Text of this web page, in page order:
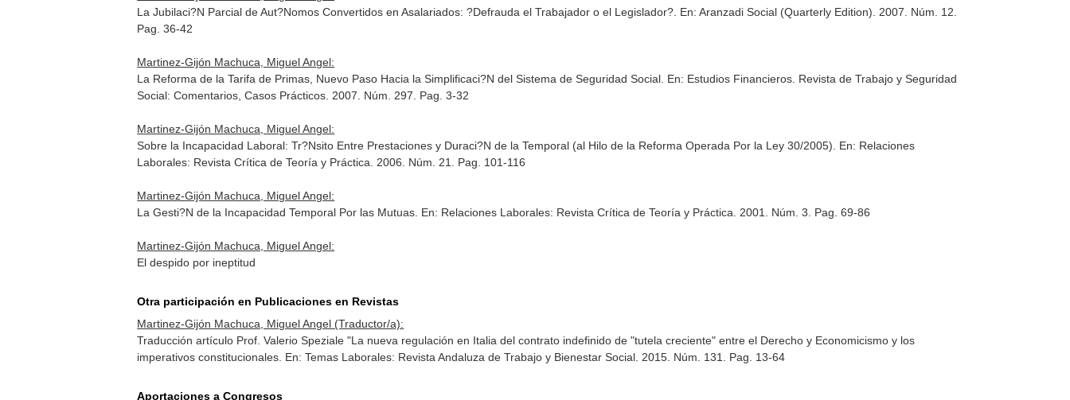
La Jubilaci?N Parcial de Aut?Nomos Convertidos en Asalariados: ?Defrauda el Trabajador o el Legislador?. En: Aranzadi Social (Quarterly Edition) . 2007. Núm. 12.
Pag. 36-42
Martinez-Gijón Machuca, Miguel Angel:
La Reforma de la Tarifa de Primas, Nuevo Paso Hacia la Simplificaci?N del Sistema de Seguridad Social. En: Estudios Financieros. Revista de Trabajo y Seguridad
Social: Comentarios, Casos Prácticos . 2007. Núm. 297. Pag. 3-32
Martinez-Gijón Machuca, Miguel Angel:
Sobre la Incapacidad Laboral: Tr?Nsito Entre Prestaciones y Duraci?N de la Temporal (al Hilo de la Reforma Operada Por la Ley 30/2005). En: Relaciones
Laborales: Revista Crítica de Teoría y Práctica . 2006. Núm. 21. Pag. 101-116
Martinez-Gijón Machuca, Miguel Angel:
La Gesti?N de la Incapacidad Temporal Por las Mutuas. En: Relaciones Laborales: Revista Crítica de Teoría y Práctica . 2001. Núm. 3. Pag. 69-86
Martinez-Gijón Machuca, Miguel Angel:
El despido por ineptitud
Otra participación en Publicaciones en Revistas
Martinez-Gijón Machuca, Miguel Angel (Traductor/a):
Traducción artículo Prof. Valerio Speziale "La nueva regulación en Italia del contrato indefinido de "tutela creciente" entre el Derecho y Economicismo y los
imperativos constitucionales. En: Temas Laborales: Revista Andaluza de Trabajo y Bienestar Social . 2015. Núm. 131. Pag. 13-64
Aportaciones a Congresos